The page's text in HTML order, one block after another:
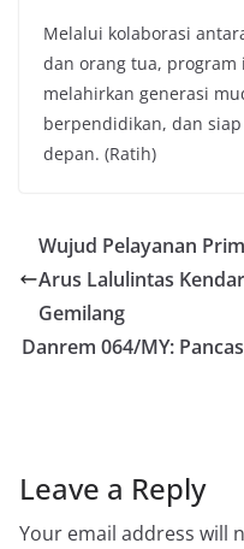
Melalui kolaborasi
dan orang tua,
melahirkan generasi
berpendidikan, dan
depan. (Ratih)
Wujud Pelayanan
Arus Lalulintas
Gemilang
Danrem 064/MY:
Leave a Reply
Your email address will